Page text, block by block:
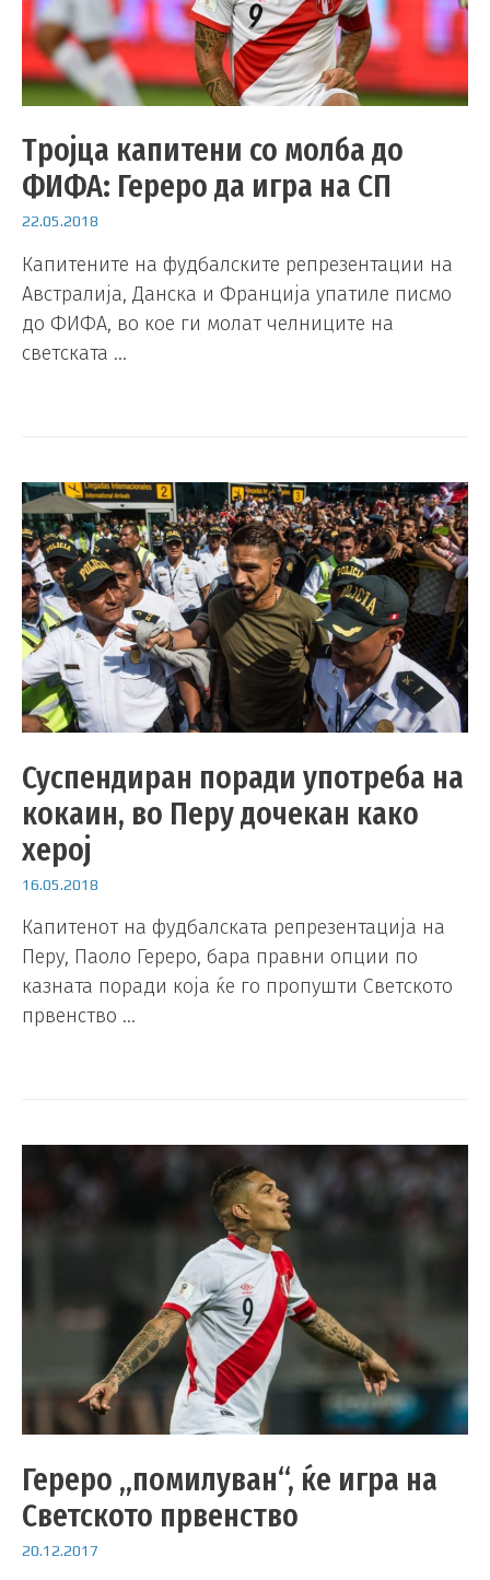
Тројца капитени со молба до
ФИФА: Гереро да игра на СП
22.05.2018
Капитените на фудбалските репрезентации на
Австралија, Данска и Франција упатиле писмо
до ФИФА, во кое ги молат челниците на
светската …
Суспендиран поради употреба на
кокаин, во Перу дочекан како
херој
16.05.2018
Капитенот на фудбалската репрезентација на
Перу, Паоло Гереро, бара правни опции по
казната поради која ќе го пропушти Светското
првенство …
Гереро „помилуван“, ќе игра на
Светското првенство
20.12.2017